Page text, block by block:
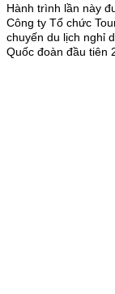
Hành trình lần này
Công ty Tổ chức
chuyến du lịch nghỉ
Quốc đoàn đầu tiên